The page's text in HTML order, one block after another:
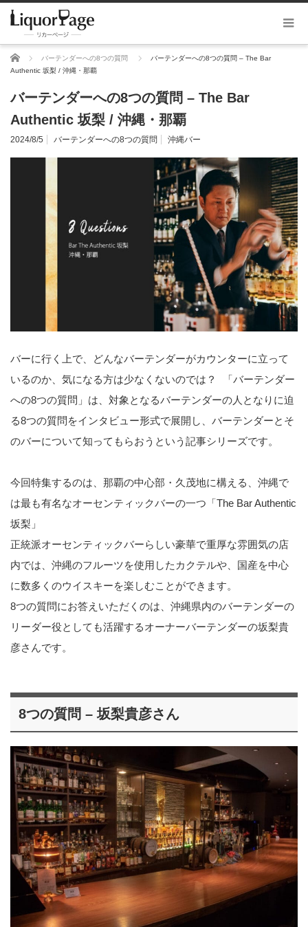
ホーム バーテンダーへの8つの質問
バーテンダーへの8つの質問 – The Bar
Authentic 坂梨 / 沖縄・那覇
バーテンダーへの8つの質問 – The Bar
Authentic 坂梨 / 沖縄・那覇
2024/8/5 バーテンダーへの8つの質問 沖縄バー
バーに行く上で、どんなバーテンダーがカウンターに立って
いるのか、気になる方は少なくないのでは？ 「バーテンダー
への8つの質問」は、対象となるバーテンダーの人となりに迫
る8つの質問をインタビュー形式で展開し、バーテンダーとそ
のバーについて知ってもらおうという記事シリーズです。
今回特集するのは、那覇の中心部・久茂地に構える、沖縄で
は最も有名なオーセンティックバーの一つ「The Bar Authentic
坂梨」
正統派オーセンティックバーらしい豪華で重厚な雰囲気の店
内では、沖縄のフルーツを使用したカクテルや、国産を中心
に数多くのウイスキーを楽しむことができます。
8つの質問にお答えいただくのは、沖縄県内のバーテンダーの
リーダー役としても活躍するオーナーバーテンダーの坂梨貴
彦さんです。
8つの質問 – 坂梨貴彦さん